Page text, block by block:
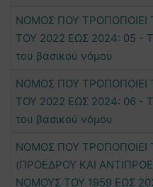
ΝΟΜΟΣ ΠΟΥ
ΤΟΥ 2022 ΕΩΣ 2024: 05 -
του βασικού νόμου
ΝΟΜΟΣ ΠΟΥ
ΤΟΥ 2022 ΕΩΣ 2024: 06 -
του βασικού νόμου
ΝΟΜΟΣ ΠΟΥ ΤΡΟΠΟΠΟΙΕΙ
(ΠΡΟΕΔΡΟΥ ΚΑΙ
ΝΟΜΟΥΣ ΤΟΥ 1959 ΕΩΣ